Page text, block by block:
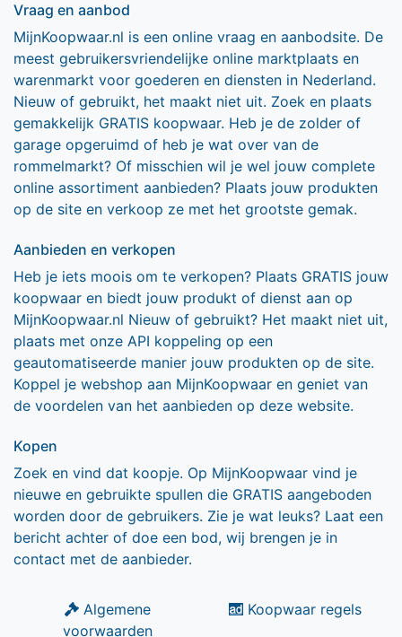
Vraag en aanbod
MijnKoopwaar.nl is een online vraag en aanbodsite. De
meest gebruikersvriendelijke online marktplaats en
warenmarkt voor goederen en diensten in Nederland.
Nieuw of gebruikt, het maakt niet uit. Zoek en plaats
gemakkelijk GRATIS koopwaar. Heb je de zolder of
garage opgeruimd of heb je wat over van de
rommelmarkt? Of misschien wil je wel jouw complete
online assortiment aanbieden? Plaats jouw produkten
op de site en verkoop ze met het grootste gemak.
Aanbieden en verkopen
Heb je iets moois om te verkopen? Plaats GRATIS jouw
koopwaar en biedt jouw produkt of dienst aan op
MijnKoopwaar.nl Nieuw of gebruikt? Het maakt niet uit,
plaats met onze API koppeling op een
geautomatiseerde manier jouw produkten op de site.
Koppel je webshop aan MijnKoopwaar en geniet van
de voordelen van het aanbieden op deze website.
Kopen
Zoek en vind dat koopje. Op MijnKoopwaar vind je
nieuwe en gebruikte spullen die GRATIS aangeboden
worden door de gebruikers. Zie je wat leuks? Laat een
bericht achter of doe een bod, wij brengen je in
contact met de aanbieder.
Algemene
voorwaarden
Koopwaar regels